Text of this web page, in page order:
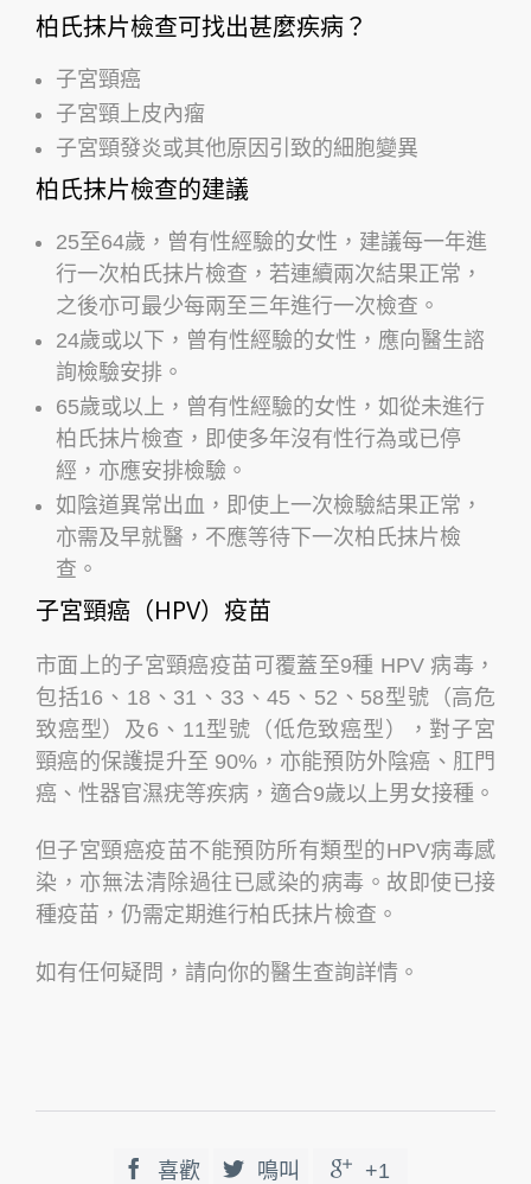
柏氏抹片檢查可找出甚麼疾病？
子宮頸癌
子宮頸上皮內瘤
子宮頸發炎或其他原因引致的細胞變異
柏氏抹片檢查的建議
25至64歲，曾有性經驗的女性，建議每一年進
行一次柏氏抹片檢查，若連續兩次結果正常，
之後亦可最少每兩至三年進行一次檢查。
24歲或以下，曾有性經驗的女性，應向醫生諮
詢檢驗安排。
65歲或以上，曾有性經驗的女性，如從未進行
柏氏抹片檢查，即使多年沒有性行為或已停
經，亦應安排檢驗。
如陰道異常出血，即使上一次檢驗結果正常，
亦需及早就醫，不應等待下一次柏氏抹片檢
查。
子宮頸癌（HPV）疫苗
市面上的子宮頸癌疫苗可覆蓋至9種 HPV 病毒，
包括16、18、31、33、45、52、58型號（高危
致癌型）及6、11型號（低危致癌型），對子宮
頸癌的保護提升至 90%，亦能預防外陰癌、肛門
癌、性器官濕疣等疾病，適合9歲以上男女接種。
但子宮頸癌疫苗不能預防所有類型的HPV病毒感
染，亦無法清除過往已感染的病毒。故即使已接
種疫苗，仍需定期進行柏氏抹片檢查。
如有任何疑問，請向你的醫生查詢詳情。
 喜歡  鳴叫  +1